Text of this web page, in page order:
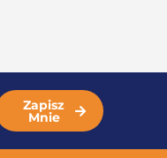
Zapisz
Mnie